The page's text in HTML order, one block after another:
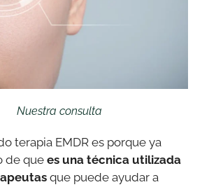
Nuestra consulta
terapia EMDR es porque ya
de que es una técnica utilizada
que puede ayudar a